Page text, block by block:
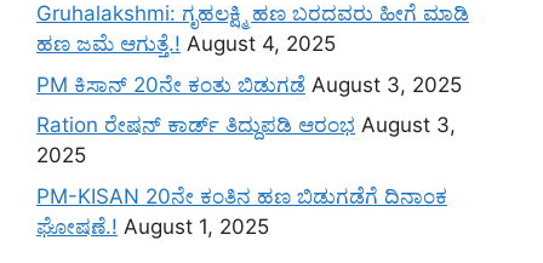
Gruhalakshmi: ಗೃಹಲಕ್ಷ್ಮಿ ಹಣ ಬರದವರು ಹೀಗೆ ಮಾಡಿ
ಹಣ ಜಮೆ‌ ಆಗುತ್ತೆ.! August 4, 2025
PM ಕಿಸಾನ್ 20ನೇ ಕಂತು ಬಿಡುಗಡೆ August 3, 2025
Ration ರೇಷನ್ ಕಾರ್ಡ್ ತಿದ್ದುಪಡಿ ಆರಂಭ August 3,
2025
PM-KISAN 20ನೇ ಕಂತಿನ ಹಣ ಬಿಡುಗಡೆಗೆ ದಿನಾಂಕ
ಘೋಷಣೆ.! August 1, 2025